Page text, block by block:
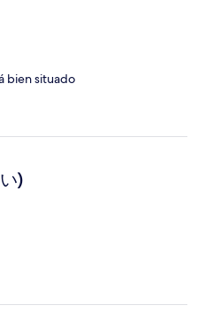
bien situado
)